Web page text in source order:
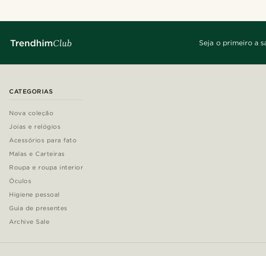
Seja o primeiro a
CATEGORIAS
Nova coleção
Joias e relógios
Acessórios para fato
Malas e Carteiras
Roupa e roupa interior
Óculos
Higiene pessoal
Guia de presentes
Archive Sale